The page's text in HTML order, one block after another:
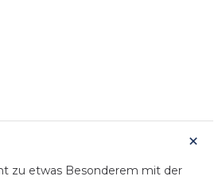
zu etwas Besonderem mit der